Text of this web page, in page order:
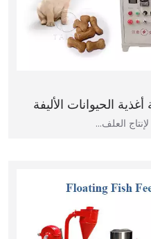
الحيوانات الأليفة
العلف…